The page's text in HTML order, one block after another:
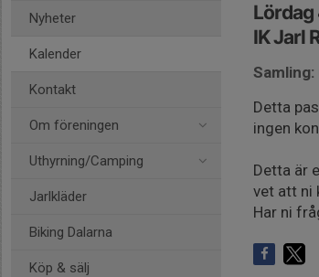
Nyheter
Kalender
Kontakt
Om föreningen
Uthyrning/Camping
Jarlkläder
Biking Dalarna
Köp & sälj
IK Jarl
Detta
ingen
Detta är
vet att ni
Har ni